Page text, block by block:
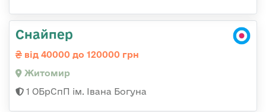
Снайпер
від 40000 до 120000 грн
Житомир
1 ОБрСпП ім. Івана Богуна